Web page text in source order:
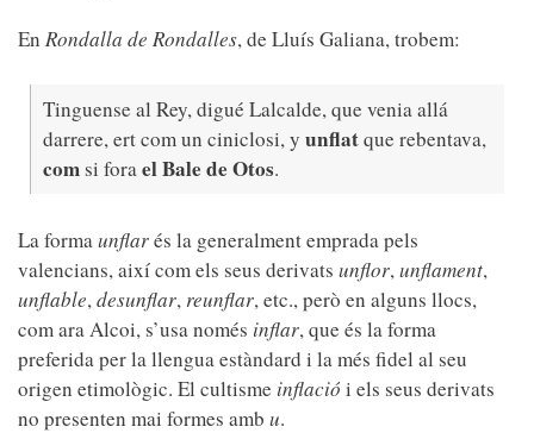
En Rondalla de Rondalles, de Lluís Galiana, trobem:
Tinguense al Rey, digué Lalcalde, que venia allá
darrere, ert com un ciniclosi, y unflatque rebentava,
com si forael Bale de Otos.
La formaunflarés la generalment emprada pels
valencians, així com els seus derivats unflor,unflament,
unflable,desunflar, reunflar, etc., però en alguns llocs,
com ara Alcoi, s’usa només inflar, que és la forma
preferida per la llengua estàndard i la més fidel al seu
origen etimològic. El cultisme inflació i els seus derivats
no presenten mai formes amb u.